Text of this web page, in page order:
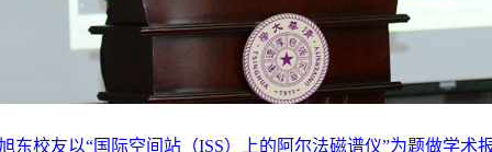
东校友以“国际空间站（ISS）上的阿尔法磁谱仪”为题做学术